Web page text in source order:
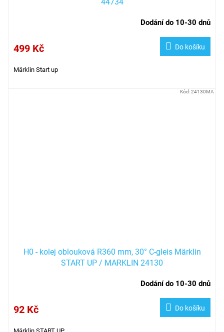
Dodání do 10-30 dnů
499 Kč Do košíku
Märklin Start up
H0 - kolej oblouková R360 mm, 30° C-gleis Märklin
START UP / MARKLIN 24130
Dodání do 10-30 dnů
92 Kč Do košíku
Kód:24130MA